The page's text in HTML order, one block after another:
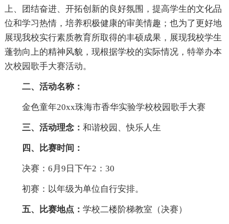
上、团结奋进、开拓创新的良好氛围，提高学生的文化品
位和学习热情，培养积极健康的审美情趣；也为了更好地
展现我校实行素质教育所取得的丰硕成果，展现我校学生
蓬勃向上的精神风貌，现根据学校的实际情况，特举办本
次校园歌手大赛活动。
二、活动名称：
金色童年20xx珠海市香华实验学校校园歌手大赛
三、活动理念： 和谐校园、快乐人生
四、比赛时间：
决赛：6月9日下午2：30
初赛：以年级为单位自行安排。
五、比赛地点： 学校二楼阶梯教室（决赛）